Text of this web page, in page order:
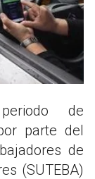
parte del
de
(SUTEBA)